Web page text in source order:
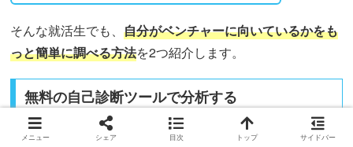
そんな就活生でも、自分がベンチャーに向いているかをも
っと簡単に調べる方法を2つ紹介します。
無料の自己診断ツールで分析する
自分の向き不向きは案外自分では判断できません。そこで
メニュー シェア 目次 トップ サイドバー